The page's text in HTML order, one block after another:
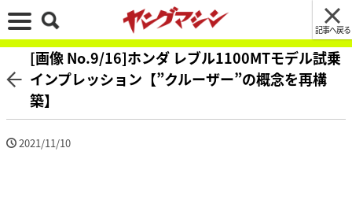
記事へ戻る
[画像 No.9/16]ホンダ レブル1100MTモデル試乗
インプレッション【”クルーザー”の概念を再構
築】
2021/11/10